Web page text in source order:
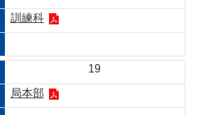
訓練科
19
局本部